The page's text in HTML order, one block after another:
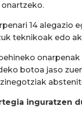
14 alegazio
teknikoak edo
botoa jaso
inguratzen